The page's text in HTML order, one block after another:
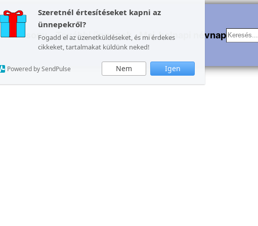
Szeretnél értesítéseket kapni az
ünnepekről?
Fogadd el az üzenetküldéseket, és mi érdekes
cikkeket, tartalmakat küldünk neked!
Nem Igen
Powered by SendPulse
Karácsony További ünnepek Mai, holnapi névnapKeresés